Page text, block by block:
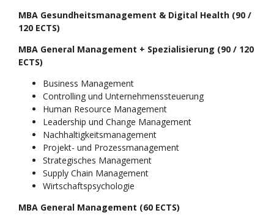
MBA Gesundheitsmanagement & Digital Health (90 /
120 ECTS)
MBA General Management + Spezialisierung (90 / 120
ECTS)
Business Management
Controlling und Unternehmenssteuerung
Human Resource Management
Leadership und Change Management
Nachhaltigkeitsmanagement
Projekt- und Prozessmanagement
Strategisches Management
Supply Chain Management
Wirtschaftspsychologie
MBA General Management (60 ECTS)